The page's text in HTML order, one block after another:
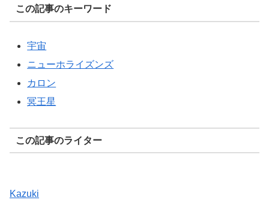
この記事のキーワード
宇宙
ニューホライズンズ
カロン
冥王星
この記事のライター
Kazuki